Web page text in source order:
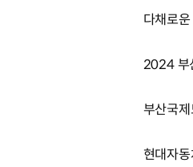
다채로
2024 부
부산국
현대자